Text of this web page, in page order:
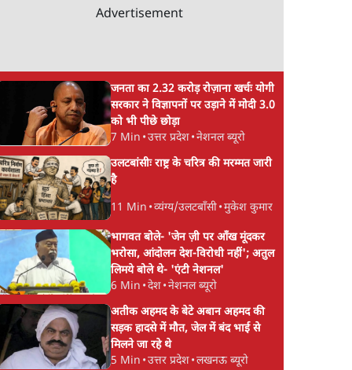
Advertisement
जनता का 2.32 करोड़ रोज़ाना खर्चः योगी
सरकार ने विज्ञापनों पर उड़ाने में मोदी 3.0
को भी पीछे छोड़ा
7 Min •उत्तर प्रदेश•नेशनल ब्यूरो
उलटबांसीः राष्ट्र के चरित्र की मरम्मत जारी
है
11 Min •व्यंग्य/उलटबाँसी•मुकेश कुमार
भागवत बोले- 'जेन ज़ी पर आँख मूंदकर
भरोसा, आंदोलन देश-विरोधी नहीं'; अतुल
लिमये बोले थे- 'एंटी नेशनल'
6 Min •देश•नेशनल ब्यूरो
अतीक अहमद के बेटे अबान अहमद की
सड़क हादसे में मौत, जेल में बंद भाई से
मिलने जा रहे थे
5 Min •उत्तर प्रदेश•लखनऊ ब्यूरो